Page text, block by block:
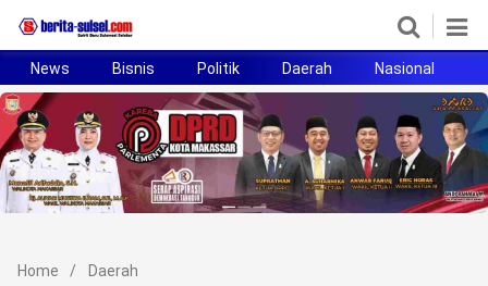
Home
News
Politik
News Bisnis Politik Daerah Nasional
Home / Daerah